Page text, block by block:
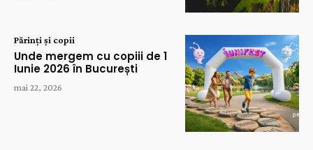
Părinți și copii
Unde mergem cu copiii de 1
Iunie 2026 în București
mai 22, 2026